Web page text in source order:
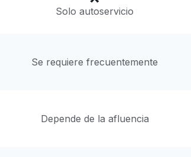
Solo autoservicio
Se requiere frecuentemente
Depende de la afluencia